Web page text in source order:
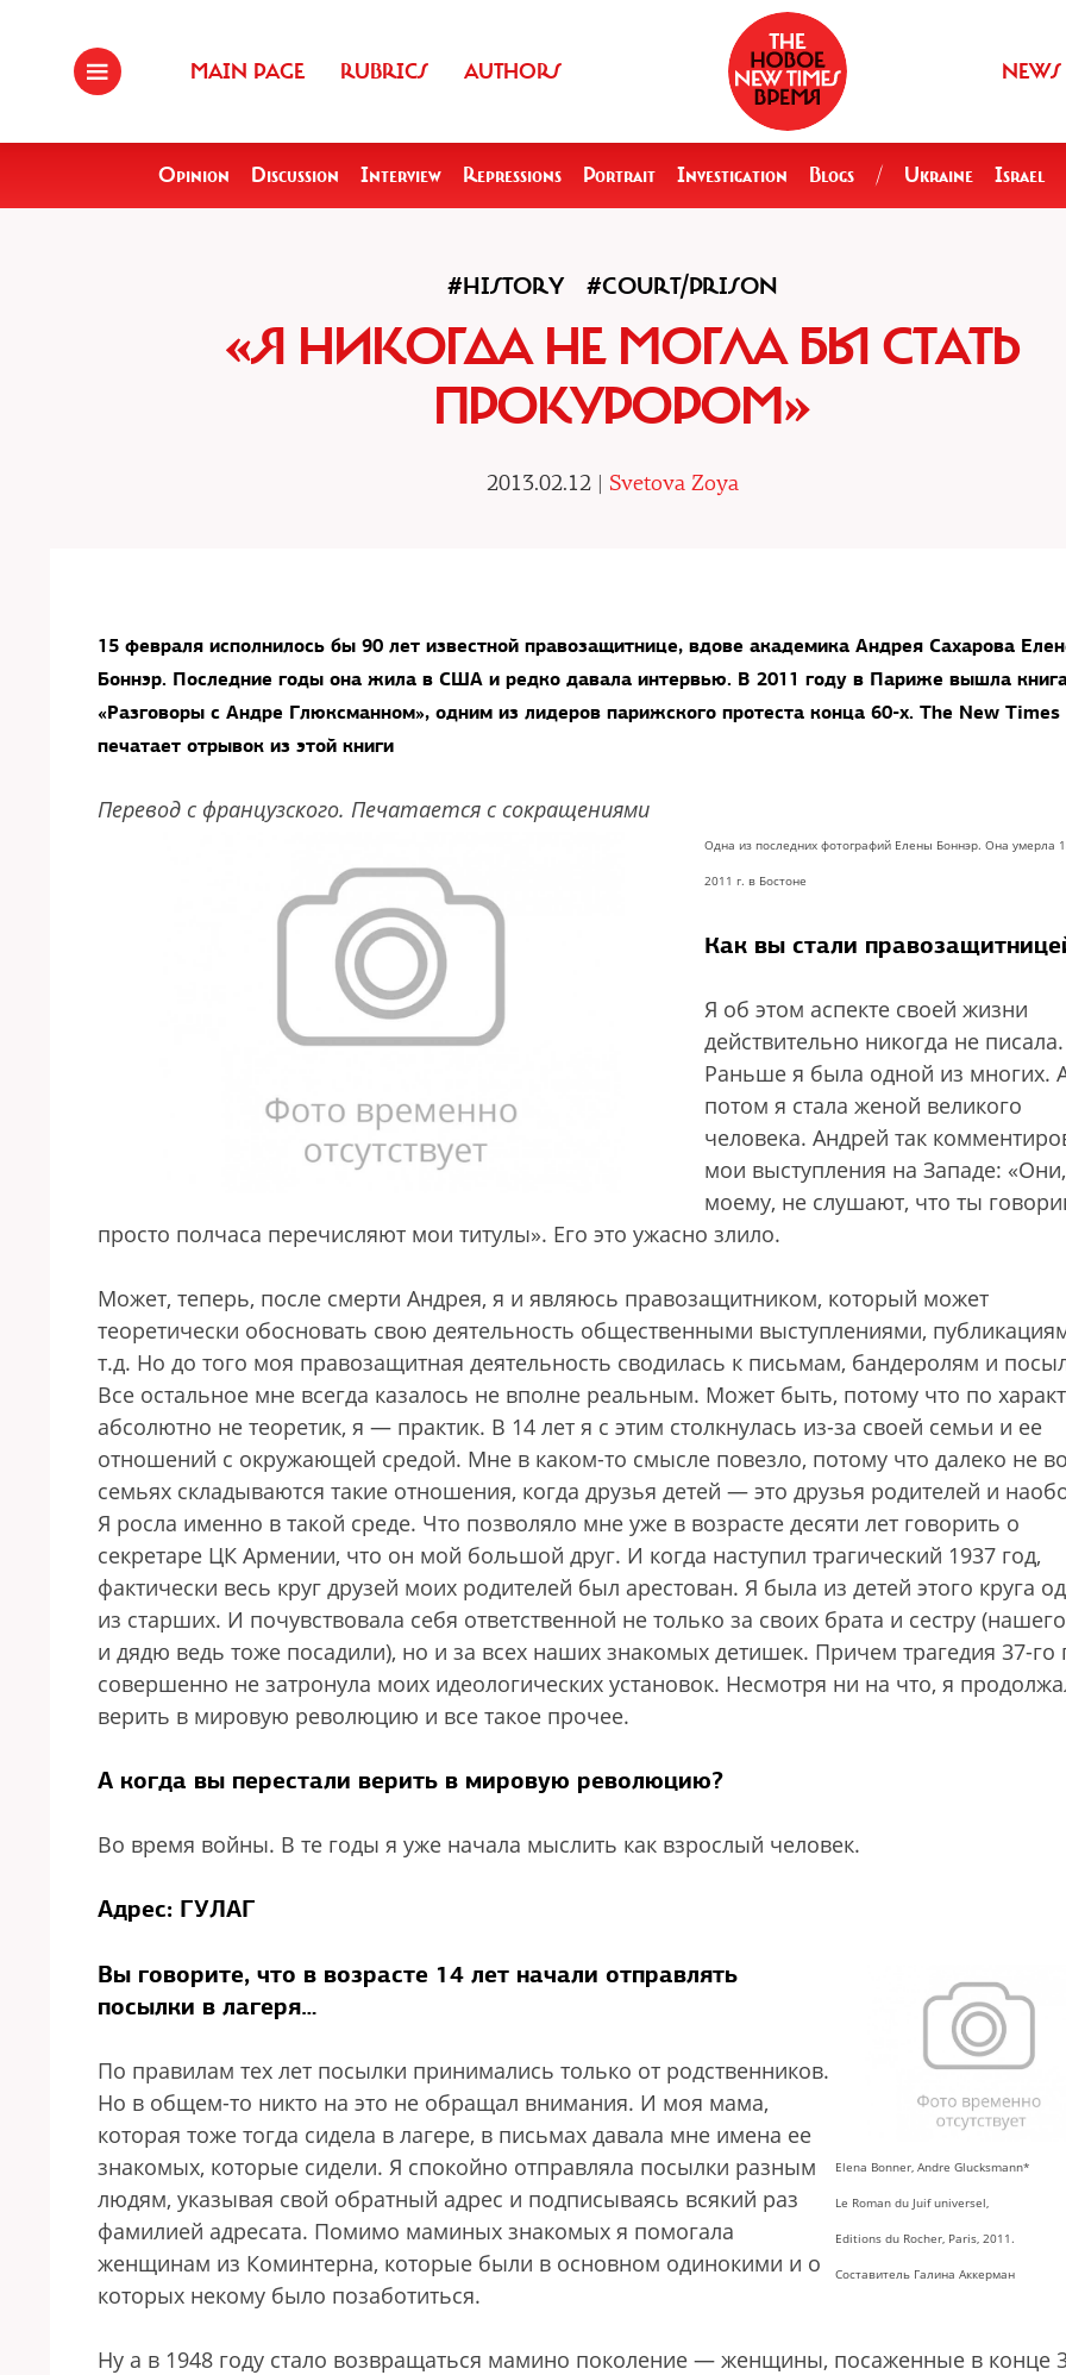
MAIN PAGE RUBRICS AUTHORS NEWS
Opinion Discussion Interview Repressions Portrait Investigation Blogs / Ukraine Israel
#HISTORY #COURT/PRISON
«Я НИКОГДА НЕ МОГЛА БЫ СТАТЬ
ПРОКУРОРОМ»
2013.02.12 | Svetova Zoya
15 февраля исполнилось бы 90 лет известной правозащитнице, вдове академика Андрея Сахарова
Боннэр. Последние годы она жила в США и редко давала интервью. В 2011 году в Париже вышла
«Разговоры с Андре Глюксманном», одним из лидеров парижского протеста конца 60-х. The New Times
печатает отрывок из этой книги
Перевод с французского. Печатается с сокращениями
Одна из последних фотографий Елены Боннэр. Она умерла
2011 г. в Бостоне
Как вы стали
Я об этом аспекте своей жизни
действительно никогда не писала.
Раньше я была одной из многих.
потом я стала женой великого
человека. Андрей так
мои выступления на Западе:
моему, не слушают, что ты
просто полчаса перечисляют мои титулы». Его это ужасно злило.
Может, теперь, после смерти Андрея, я и являюсь правозащитником, который может
теоретически обосновать свою деятельность общественными выступлениями,
т.д. Но до того моя правозащитная деятельность сводилась к письмам, бандеролям и
Все остальное мне всегда казалось не вполне реальным. Может быть, потому что по
абсолютно не теоретик, я — практик. В 14 лет я с этим столкнулась из-за своей семьи и ее
отношений с окружающей средой. Мне в каком-то смысле повезло, потому что далеко не
семьях складываются такие отношения, когда друзья детей — это друзья родителей и
Я росла именно в такой среде. Что позволяло мне уже в возрасте десяти лет говорить о
секретаре ЦК Армении, что он мой большой друг. И когда наступил трагический 1937 год,
фактически весь круг друзей моих родителей был арестован. Я была из детей этого круга
из старших. И почувствовала себя ответственной не только за своих брата и сестру
и дядю ведь тоже посадили), но и за всех наших знакомых детишек. Причем трагедия 37-го
совершенно не затронула моих идеологических установок. Несмотря ни на что, я
верить в мировую революцию и все такое прочее.
А когда вы перестали верить в мировую революцию?
Во время войны. В те годы я уже начала мыслить как взрослый человек.
Адрес: ГУЛАГ
Elena Bonner, Andre Glucksmann*
Le Roman du Juif universel,
Editions du Rocher, Paris, 2011.
Составитель Галина Аккерман
Вы говорите, что в возрасте 14 лет начали отправлять
посылки в лагеря…
По правилам тех лет посылки принимались только от родственников.
Но в общем-то никто на это не обращал внимания. И моя мама,
которая тоже тогда сидела в лагере, в письмах давала мне имена ее
знакомых, которые сидели. Я спокойно отправляла посылки разным
людям, указывая свой обратный адрес и подписываясь всякий раз
фамилией адресата. Помимо маминых знакомых я помогала
женщинам из Коминтерна, которые были в основном одинокими и о
которых некому было позаботиться.
Ну а в 1948 году стало возвращаться мамино поколение — женщины, посаженные в конце